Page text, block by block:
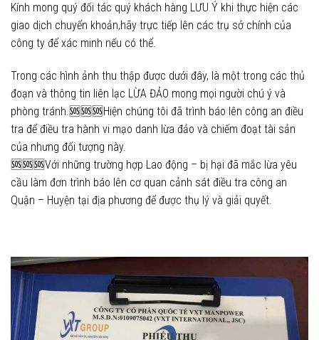
Kính mong quý đối tác quý khách hàng LƯU Ý khi thực hiện các
giao dịch chuyển khoản,hãy trực tiếp lên các trụ sở chính của
công ty để xác minh nếu có thể.
Trong các hình ảnh thu thập được dưới đây, là một trong các thủ
đoạn và thông tin liên lạc LỪA ĐẢO mong mọi người chú ý và
phòng tránh.🆘🆘🆘Hiện chúng tôi đã trình báo lên công an điều
tra để điều tra hành vi mạo danh lừa đảo và chiếm đoạt tài sản
của nhưng đối tượng này.
🆘🆘🆘Với những trường hợp Lao động – bị hại đã mắc lừa yêu
cầu làm đơn trình báo lên cơ quan cảnh sát điều tra công an
Quận – Huyện tại địa phương để được thụ lý và giải quyết.